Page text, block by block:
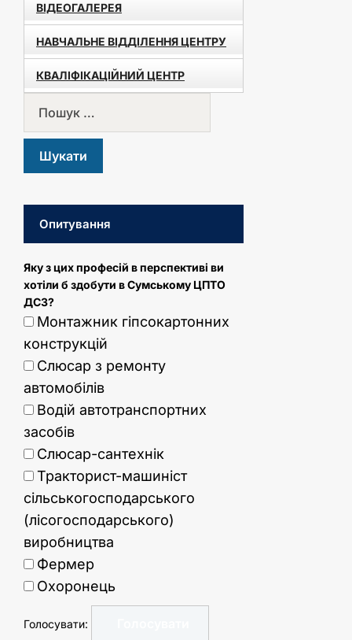
ВІДЕОГАЛЕРЕЯ
НАВЧАЛЬНЕ ВІДДІЛЕННЯ ЦЕНТРУ
КВАЛІФІКАЦІЙНИЙ ЦЕНТР
Опитування
Яку з цих професій в перспективі ви
хотіли б здобути в Сумському ЦПТО
ДСЗ?
Монтажник гіпсокартонних
конструкцій
Слюсар з ремонту
автомобілів
Водій автотранспортних
засобів
Слюсар-сантехнік
Тракторист-машиніст
сільськогосподарського
(лісогосподарського)
виробництва
Фермер
Охоронець
Голосувати: